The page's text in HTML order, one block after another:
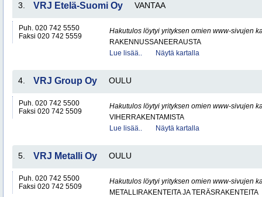
3. VRJ Etelä-Suomi Oy VANTAA
Puh. 020 742 5550
Faksi 020 742 5559
Hakutulos löytyi yrityksen omien www-sivujen
RAKENNUSSANEERAUSTA
Lue lisää..
Näytä kartalla
4. VRJ Group Oy OULU
Puh. 020 742 5500
Faksi 020 742 5509
Hakutulos löytyi yrityksen omien www-sivujen
VIHERRAKENTAMISTA
Lue lisää..
Näytä kartalla
5. VRJ Metalli Oy OULU
Puh. 020 742 5500
Faksi 020 742 5509
Hakutulos löytyi yrityksen omien www-sivujen
METALLIRAKENTEITA JA TERÄSRAKENTEITA